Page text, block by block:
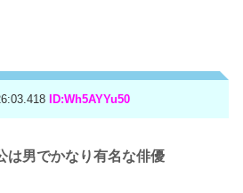
ID:Wh5AYYu50
は男でかなり有名な俳優